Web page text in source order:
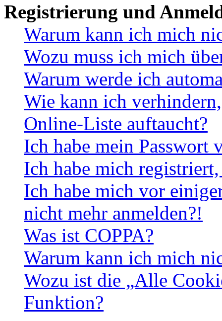
Registrierung und
Warum kann ich mich
Wozu muss ich mich
Warum werde ich
Wie kann ich
Online-Liste auftaucht?
Ich habe mein Passwort
Ich habe mich
Ich habe mich vor
nicht mehr anmelden?!
Was ist COPPA?
Warum kann ich mich
Wozu ist die „Alle
Funktion?